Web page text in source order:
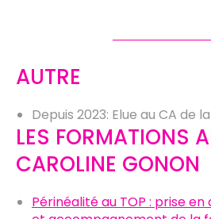
AUTRE
Depuis 2023: Elue au CA de
LES FORMATIONS
CAROLINE GONON
Périnéalité au TOP : prise